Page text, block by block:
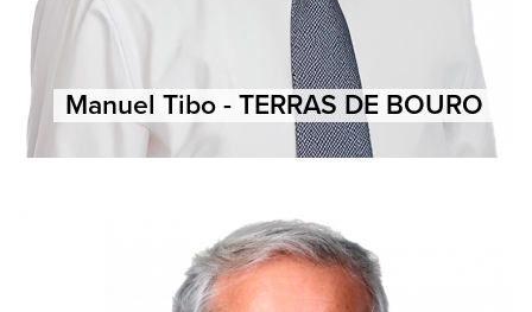
Manuel Tibo - TERRAS DE BOURO